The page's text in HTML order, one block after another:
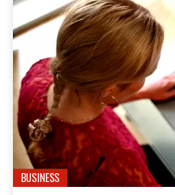
BUSINESS